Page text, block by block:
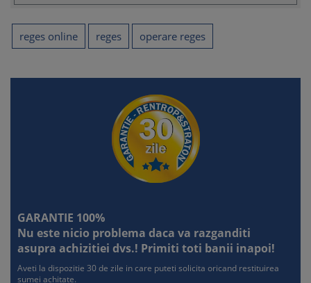
reges online reges operare reges
GARANTIE 100%
Nu este nicio problema daca va razganditi
asupra achizitiei dvs.! Primiti toti banii inapoi!
Aveti la dispozitie 30 de zile in care puteti solicita oricand restituirea
sumei achitate.